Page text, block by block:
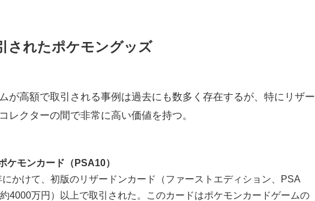
されたポケモングッズ
が高額で取引される事例は過去にも数多く存在するが、特にリザー
レクターの間で非常に高い価値を持つ。
ケモンカード（PSA10）
かけて、初版のリザードンカード（ファーストエディション、PSA
4000万円）以上で取引された。このカードはポケモンカードゲームの